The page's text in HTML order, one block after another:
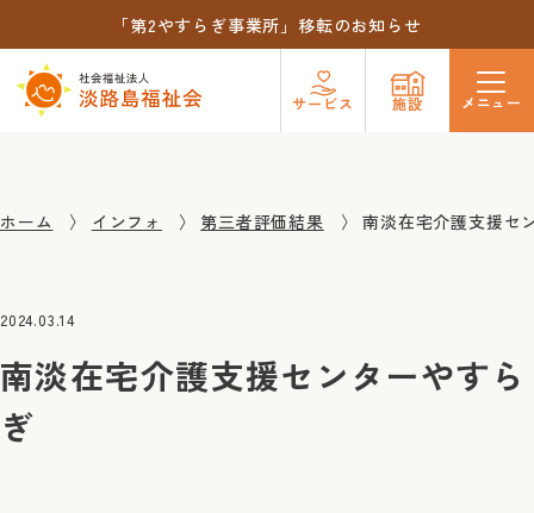
「第2やすらぎ事業所」移転のお知らせ
サービス 施設 メニュー
ホーム インフォ 第三者評価結果 南淡在宅介護支援セ
2024.03.14
南淡在宅介護支援センターやすら
ぎ